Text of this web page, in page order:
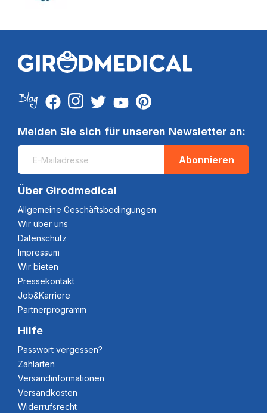
Melden Sie sich für unseren Newsletter an:
Abonnieren
Über Girodmedical
Allgemeine Geschäftsbedingungen
Wir über uns
Datenschutz
Impressum
Wir bieten
Pressekontakt
Job&Karriere
Partnerprogramm
Hilfe
Passwort vergessen?
Zahlarten
Versandinformationen
Versandkosten
Widerrufsrecht